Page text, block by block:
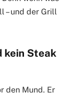
– und der Grill
kein Steak
den Mund. Er